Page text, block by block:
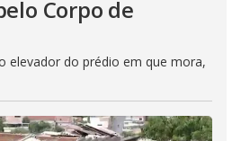
Corpo de
elevador do prédio em que mora,